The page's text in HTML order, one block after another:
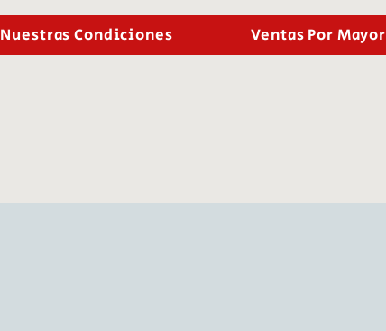
Nuestras Condiciones Ventas Por Mayor